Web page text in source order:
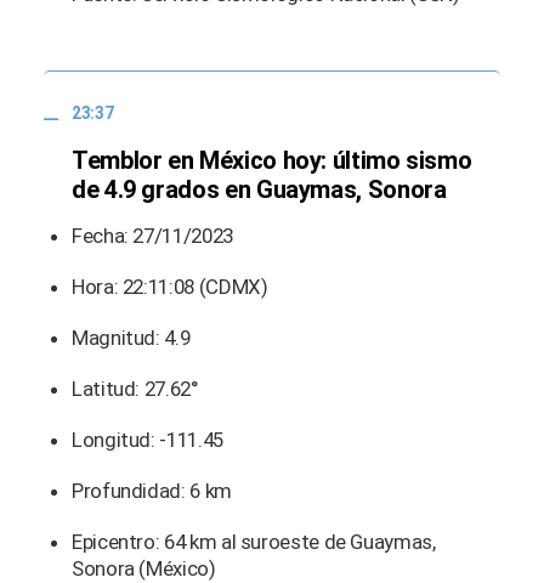
23:37
Temblor en México hoy: último sismo
de 4.9 grados en Guaymas, Sonora
Fecha: 27/11/2023
Hora: 22:11:08 (CDMX)
Magnitud: 4.9
Latitud: 27.62°
Longitud: -111.45
Profundidad: 6 km
Epicentro: 64 km al suroeste de Guaymas,
Sonora (México)